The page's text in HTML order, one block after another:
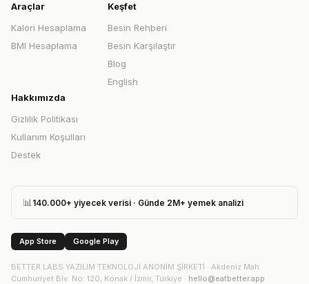
Araçlar
Kalori Hesaplama
BMI Hesaplama
Keşfet
Besin Rehberi
Besin Karşılaştır
Blog
English
Hakkımızda
Gizlilik Politikası
Kullanım Koşulları
Destek
📊 140.000+ yiyecek verisi · Günde 2M+ yemek analizi
App Store Google Play
BETTER LABS YAZILIM TEKNOLOJİ ANONİM ŞİRKETİ · Akdeniz Mah.
Cumhuriyet Blv. No: 120, Konak / İzmir, Türkiye · hello@eatbetter.app